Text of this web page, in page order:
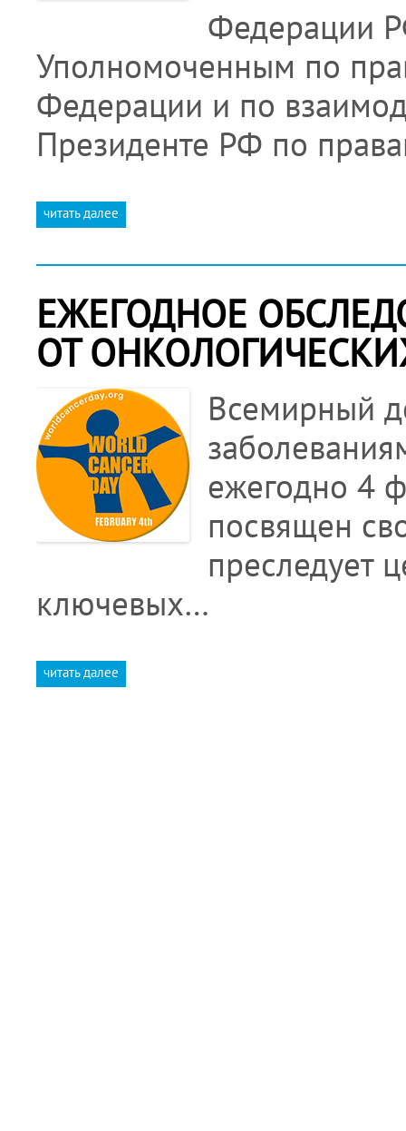
Федерации
Уполномоченным по
Федерации и по
Президенте РФ по
читать далее
ЕЖЕГОДНОЕ
ОТ
Всемирный
ежегодно 4
посвящен
преследует
ключевых…
читать далее